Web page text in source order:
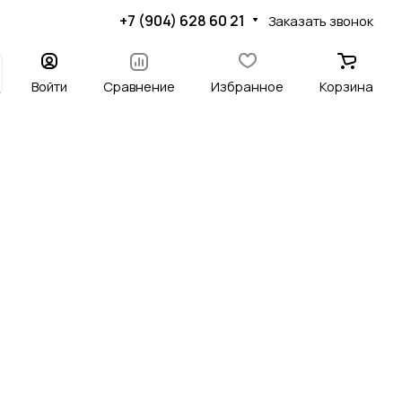
+7 (904) 628 60 21 Заказать звонок
Войти Сравнение Избранное Корзина